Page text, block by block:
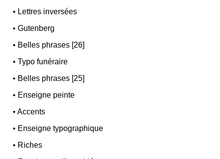
• Lettres inversées
•Gutenberg
• Belles phrases [26]
•Typo funéraire
• Belles phrases [25]
• Enseigne peinte
•Accents
• Enseigne typographique
• Riches